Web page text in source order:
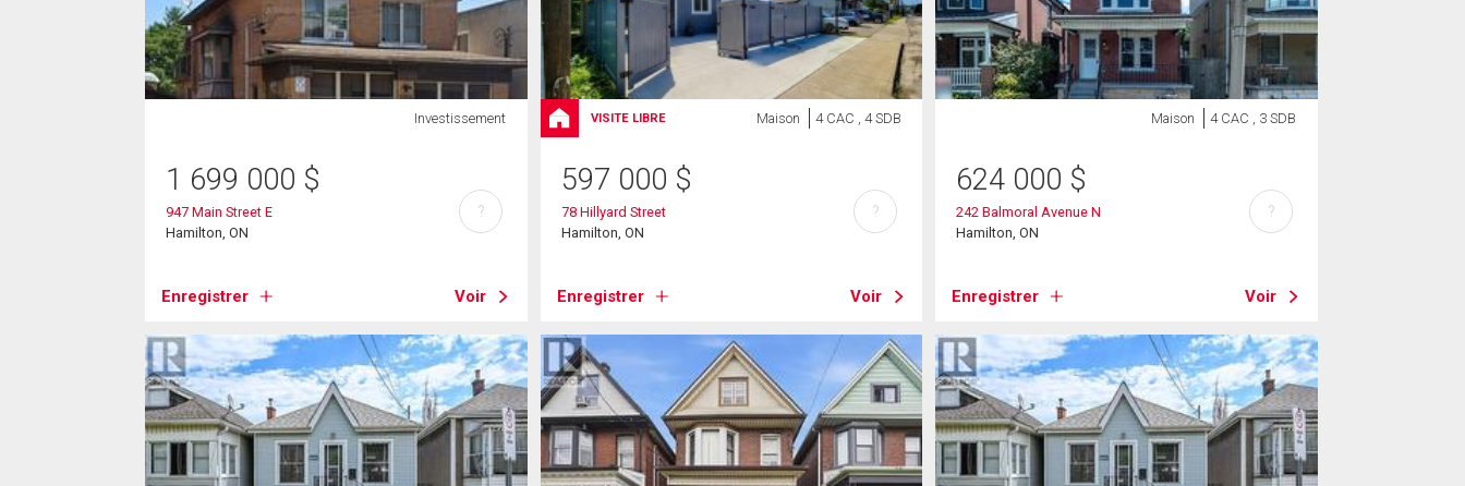
Investissement
1 699 000 $
947 Main Street E
Hamilton, ON
Enregistrer Voir
?
VISITE LIBRE Maison 4 CAC , 4 SDB
597 000 $
78 Hillyard Street
Hamilton, ON
Enregistrer Voir
?
Maison 4 CAC , 3 SDB
624 000 $
242 Balmoral Avenue N
Hamilton, ON
Enregistrer Voir
?